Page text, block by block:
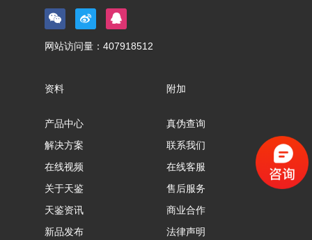
网站访问量： 407918512
资料
产品中心
解决方案
在线视频
关于天鉴
天鉴资讯
新品发布
附加
真伪查询
联系我们
在线客服
售后服务
商业合作
法律声明